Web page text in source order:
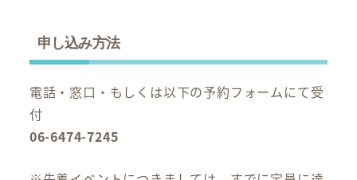
申し込み方法
電話・窓口・もしくは以下の予約フォームにて受
付
06-6474-7245